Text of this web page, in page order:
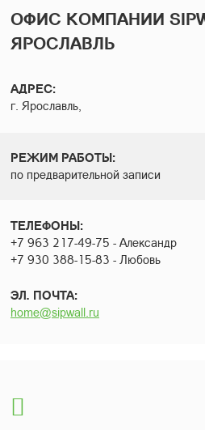
ОФИС КОМПАНИИ
ЯРОСЛАВЛЬ
АДРЕС:
г. Ярославль,
РЕЖИМ РАБОТЫ:
по предварительной записи
ТЕЛЕФОНЫ:
+7 963 217-49-75 - Александр
+7 930 388-15-83 - Любовь
ЭЛ. ПОЧТА:
home@sipwall.ru